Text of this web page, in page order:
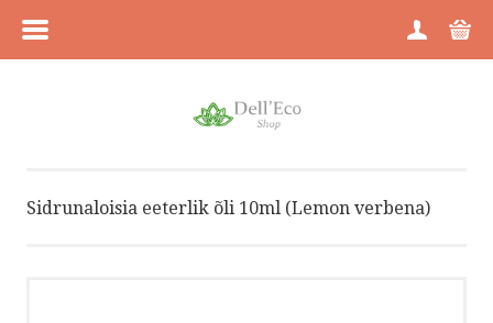
TOOTEGRUPID
Sidrunaloisia eeterlik õli 10ml (Lemon verbena)